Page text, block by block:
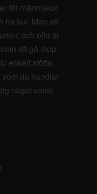
för människor
ha kul. Men att
och ofta är
att gå ihop.
enkelt stötta
du handlar
något extra!